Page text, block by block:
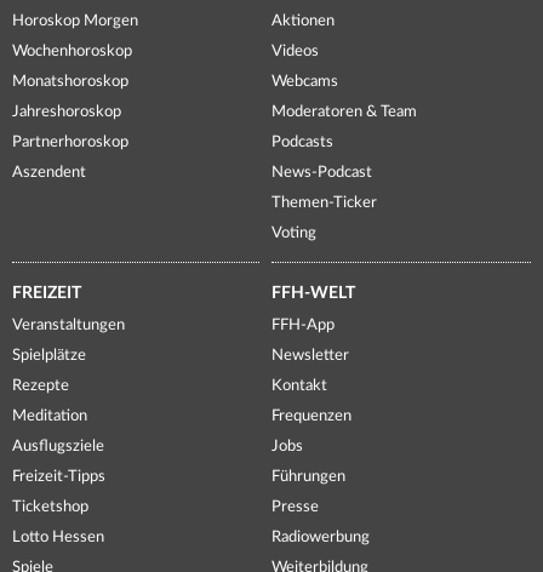
Horoskop Morgen
Wochenhoroskop
Monatshoroskop
Jahreshoroskop
Partnerhoroskop
Aszendent
Aktionen
Videos
Webcams
Moderatoren & Team
Podcasts
News-Podcast
Themen-Ticker
Voting
FREIZEIT
Veranstaltungen
Spielplätze
Rezepte
Meditation
Ausflugsziele
Freizeit-Tipps
Ticketshop
Lotto Hessen
Spiele
FFH-WELT
FFH-App
Newsletter
Kontakt
Frequenzen
Jobs
Führungen
Presse
Radiowerbung
Weiterbildung